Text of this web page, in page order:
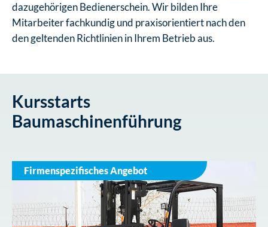
dazugehörigen Bedienerschein. Wir bilden Ihre
Mitarbeiter fachkundig und praxisorientiert nach den
den geltenden Richtlinien in Ihrem Betrieb aus.
Kursstarts
Baumaschinenführung
Firmenspezifisches Angebot